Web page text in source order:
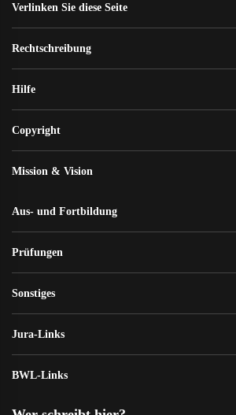
Verlinken Sie diese Seite
Rechtschreibung
Hilfe
Copyright
Mission & Vision
Aus- und Fortbildung
Prüfungen
Sonstiges
Jura-Links
BWL-Links